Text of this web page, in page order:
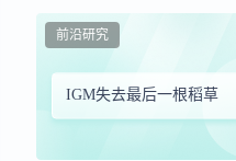
IGM失去最后一根稻草
前沿研究